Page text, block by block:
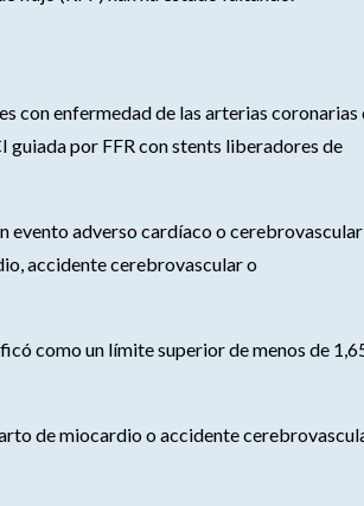
con enfermedad de las arterias coronarias
guiada por FFR con stents liberadores de
evento adverso cardíaco o cerebrovascular
accidente cerebrovascular o
como un límite superior de menos de
de miocardio o accidente